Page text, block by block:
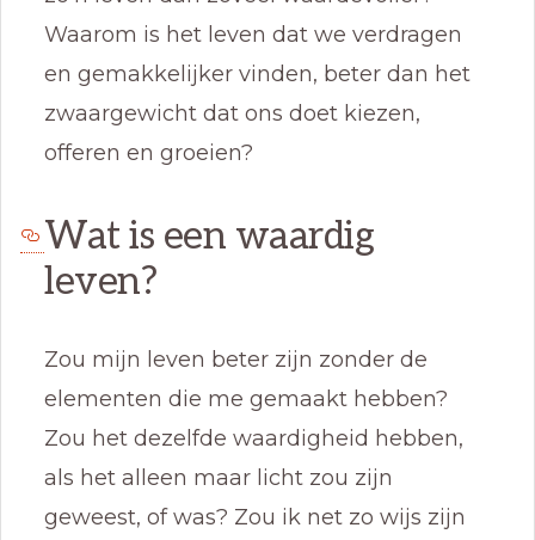
Waarom is het leven dat we verdragen
en gemakkelijker vinden, beter dan het
zwaargewicht dat ons doet kiezen,
offeren en groeien?
Wat is een waardig
leven?
Zou mijn leven beter zijn zonder de
elementen die me gemaakt hebben?
Zou het dezelfde waardigheid hebben,
als het alleen maar licht zou zijn
geweest, of was? Zou ik net zo wijs zijn